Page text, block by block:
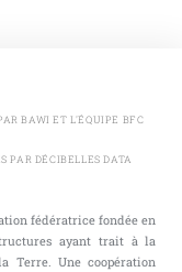
BAWI ET L'ÉQUIPE BFC
PAR DÉCIBELLES DATA
fédératrice fondée en
ayant trait à la
Terre. Une coopération